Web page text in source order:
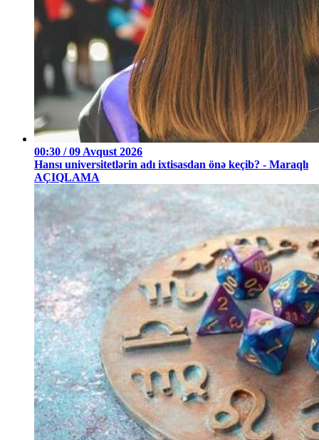
00:30 / 09 Avqust 2026
Hansı universitetlərin adı ixtisasdan önə keçib? - Maraqlı
AÇIQLAMA